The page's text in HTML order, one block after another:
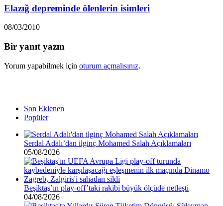
Elazığ depreminde ölenlerin isimleri
08/03/2010
Bir yanıt yazın
Yorum yapabilmek için oturum açmalısınız.
Son Eklenen
Popüler
Serdal Adalı’dan ilginç Mohamed Salah Açıklamaları
05/08/2026
Beşiktaş’ın play-off’taki rakibi büyük ölçüde netleşti
04/08/2026